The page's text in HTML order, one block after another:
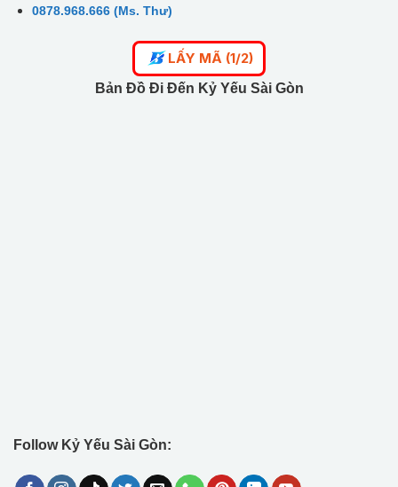
0878.968.666 (Ms. Thư)
LẤY MÃ (1/2)
Bản Đồ Đi Đến Kỷ Yếu Sài Gòn
Follow Kỷ Yếu Sài Gòn: